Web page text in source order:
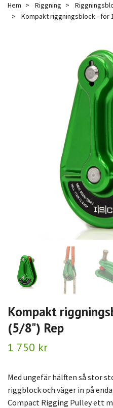
Hem Riggning
Kompakt riggningsblock - för
Kompakt
(5/8") Rep
1 750 kr
Med ungefär hälften så stor
riggblock och väger in på
Compact Rigging Pulley ett